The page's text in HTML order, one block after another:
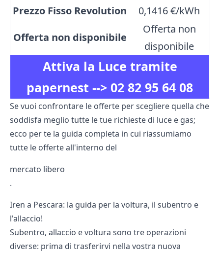
Attiva la Luce tramite
papernest --> 02 82 95 64 08
Prezzo Fisso Revolution
0,1416 €/kWh
Offerta non disponibile
Offerta non
disponibile
Se vuoi confrontare le offerte per scegliere quella che
soddisfa meglio tutte le tue richieste di luce e gas;
ecco per te la guida completa in cui riassumiamo
tutte le offerte all'interno del
mercato libero
.
Iren a Pescara: la guida per la voltura, il subentro e
l'allaccio!
Subentro, allaccio e voltura sono tre operazioni
diverse: prima di trasferirvi nella vostra nuova